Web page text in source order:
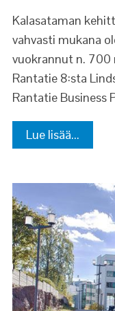
Kalasataman
vahvasti mukana
vuokrannut n. 700
Rantatie 8:sta
Rantatie Business
Lue lisää...